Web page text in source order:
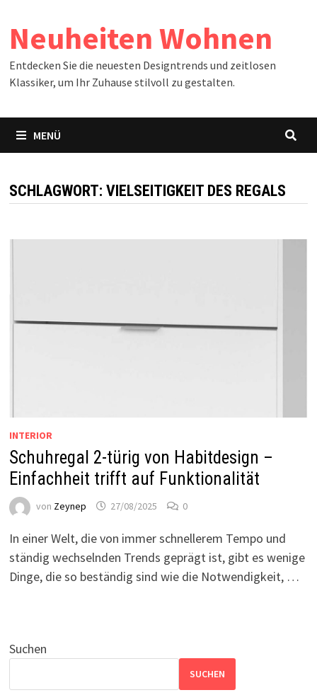
Inhalt
springen
Neuheiten Wohnen
Entdecken Sie die neuesten Designtrends und zeitlosen
Klassiker, um Ihr Zuhause stilvoll zu gestalten.
MENÜ
SCHLAGWORT: VIELSEITIGKEIT DES REGALS
INTERIOR
Schuhregal 2-türig von Habitdesign –
Einfachheit trifft auf Funktionalität
von Zeynep 27/08/2025 0
In einer Welt, die von immer schnellerem Tempo und
ständig wechselnden Trends geprägt ist, gibt es wenige
Dinge, die so beständig sind wie die Notwendigkeit, …
Suchen
SUCHEN